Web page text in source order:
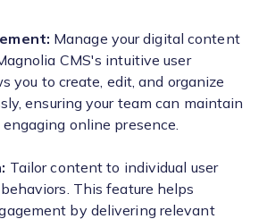
Manage your digital content
CMS's intuitive user
you to create, edit, and organize
ensuring your team can maintain
online presence.
Tailor content to individual user
This feature helps
by delivering relevant